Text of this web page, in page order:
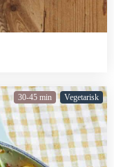
30-45 min Vegetarisk